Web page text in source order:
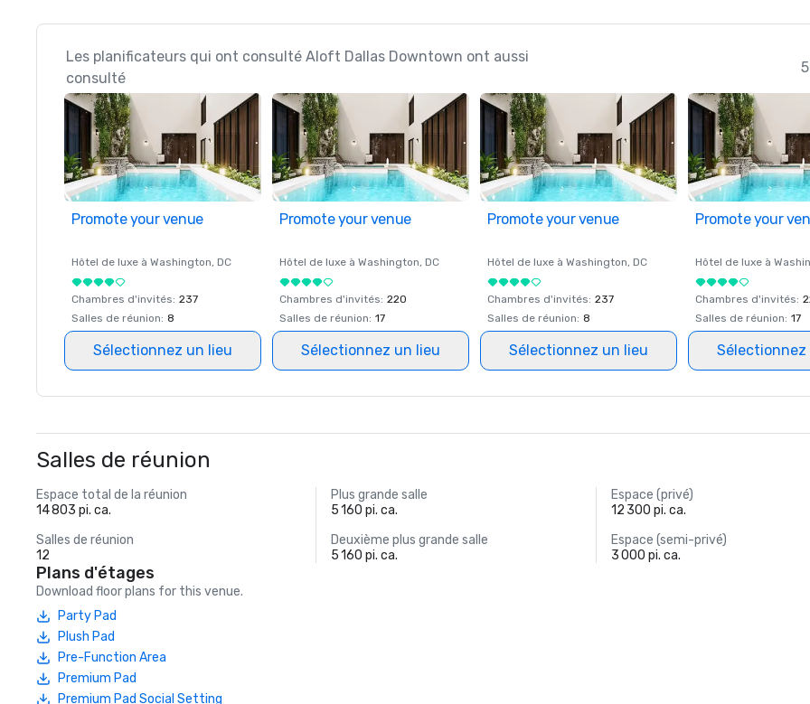
Les planificateurs qui ont consulté Aloft Dallas Downtown ont aussi
consulté
Promote your venue
Hôtel de luxe à Washington, DC
Chambres d'invités: 237
Salles de réunion: 8
Sélectionnez un lieu
Promote your venue
Hôtel de luxe à Washington, DC
Chambres d'invités: 220
Salles de réunion: 17
Sélectionnez un lieu
Promote your venue
Hôtel de luxe à Washington, DC
Chambres d'invités: 237
Salles de réunion: 8
Sélectionnez un lieu
Promote your
Hôtel de luxe à
Chambres d'invités:
Salles de réunion: 17
Sélectionnez
Salles de réunion
Espace total de la réunion
14 803 pi. ca.
Plus grande salle
5 160 pi. ca.
Espace (privé)
12 300 pi. ca.
Salles de réunion
12
Deuxième plus grande salle
5 160 pi. ca.
Espace (semi-privé)
3 000 pi. ca.
Plans d'étages
Download floor plans for this venue.
Party Pad
Plush Pad
Pre-Function Area
Premium Pad
Premium Pad Social Setting